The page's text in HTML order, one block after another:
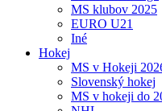
MS klubov 2025
EURO U21
Iné
Hokej
MS v Hokeji
Slovenský hokej
MS v hokeji do